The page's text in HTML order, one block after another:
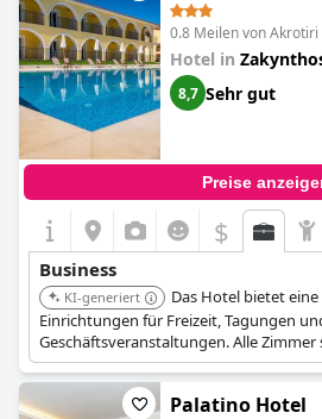
0.8 Meilen von Akrotiri
Hotel in
8,7 Sehr gut
Preise
$
Business
KI-generiert
Das Hotel bietet eine
Einrichtungen für Freizeit, Tagungen
Geschäftsveranstaltungen. Alle
Technologie ausgestattet,
und kostenlosem WLAN.
Palatino Hotel